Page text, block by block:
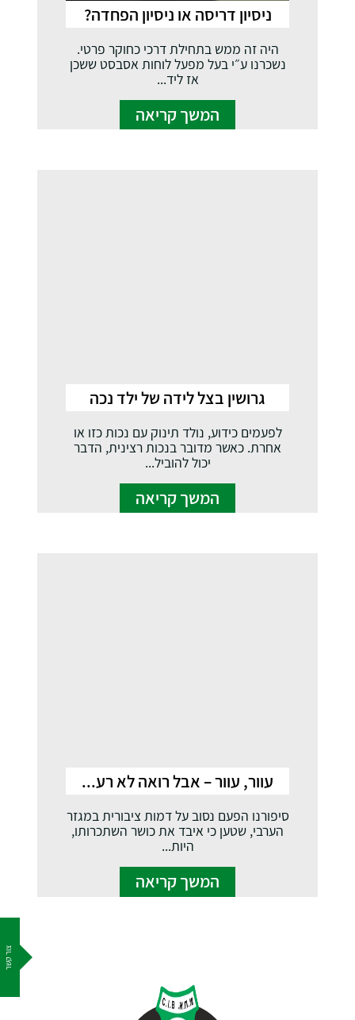
צור קשר
ניסיון דריסה או ניסיון הפחדה?
היה זה ממש בתחילת דרכי כחוקר פרטי.
נשכרנו ע״י בעל מפעל לוחות אסבסט ששכן
אז ליד...
המשך קריאה
גרושין בצל לידה של ילד נכה
לפעמים כידוע, נולד תינוק עם נכות כזו או
אחרת. כאשר מדובר בנכות רצינית, הדבר
יכול להוביל...
המשך קריאה
עוור, עוור – אבל רואה לא רע...
סיפורנו הפעם נסוב על דמות ציבורית במגזר
הערבי, שטען כי איבד את כושר השתכרותו,
היות...
המשך קריאה